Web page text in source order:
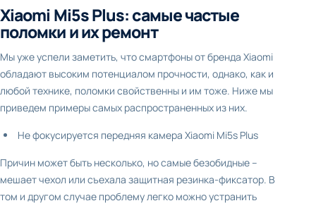
Xiaomi Mi5s Plus: самые частые
поломки и их ремонт
Мы уже успели заметить, что смартфоны от бренда Xiaomi
обладают высоким потенциалом прочности, однако, как и
любой технике, поломки свойственны и им тоже. Ниже мы
приведем примеры самых распространенных из них.
Не фокусируется передняя камера Xiaomi Mi5s Plus
Причин может быть несколько, но самые безобидные –
мешает чехол или съехала защитная резинка-фиксатор. В
том и другом случае проблему легко можно устранить